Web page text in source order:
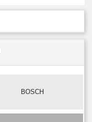
BOSCH